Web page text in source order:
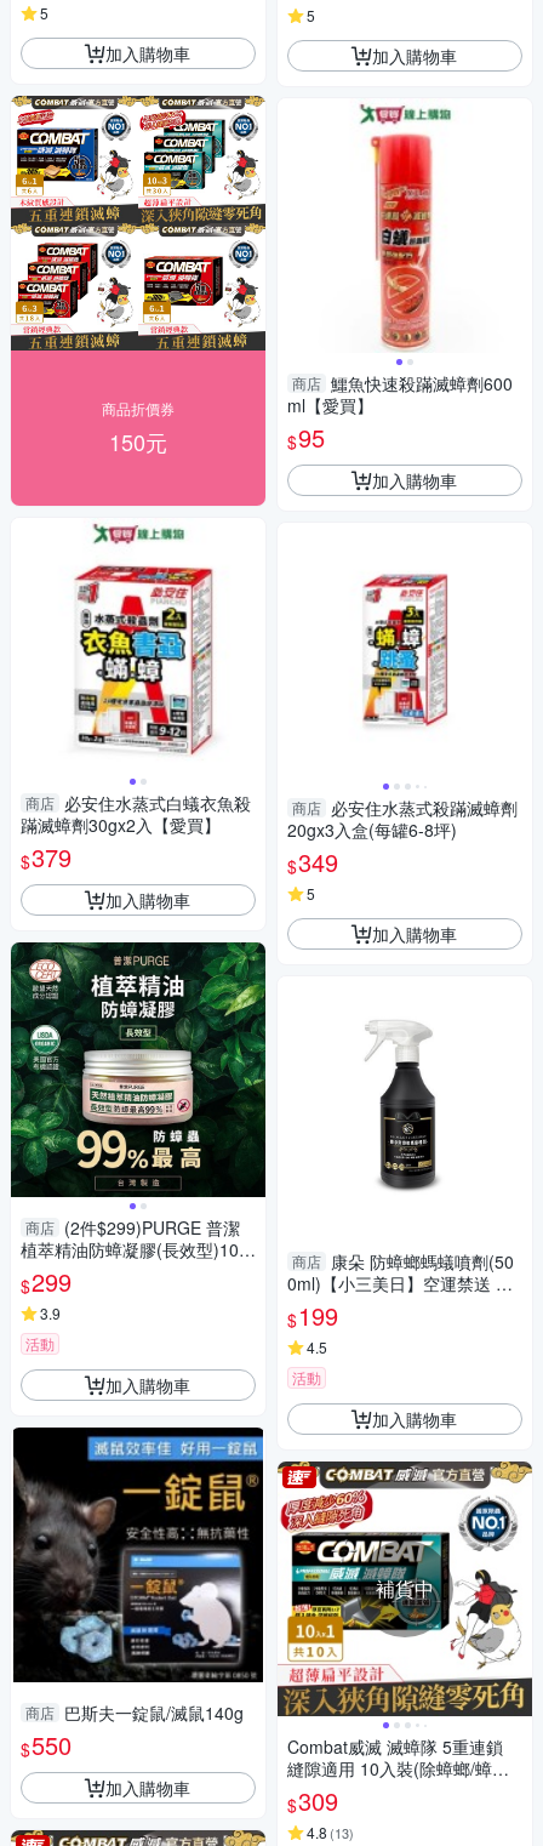
5
加入購物車
商品折價券
150元
商店 必安住水蒸式白蟻衣魚殺
蹣滅蟑劑30gx2入【愛買】
$379
加入購物車
商店 (2件$299)PURGE 普潔
植萃精油防蟑凝膠(長效型)100
g DS006508 廚房 客廳 蟑螂 小
強 防蟲
$299
3.9
活動
加入購物車
商店 巴斯夫一錠鼠/滅鼠140g
$550
加入購物車
5
加入購物車
商店 鱷魚快速殺蹣滅蟑劑600
ml【愛買】
$95
加入購物車
商店 必安住水蒸式殺蹣滅蟑劑
20gx3入盒(每罐6-8坪)
$349
5
加入購物車
商店 康朵 防蟑螂螞蟻噴劑(50
0ml)【小三美日】空運禁送 D9
21375
$199
4.5
活動
加入購物車
補貨中
Combat威滅 滅蟑隊 5重連鎖
縫隙適用 10入裝(除蟑螂/蟑螂
藥)
$309
4.8 (13)